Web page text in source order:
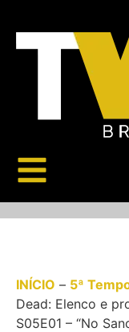
INÍCIO – 5ª
Dead: Elenco e
S05E01 – “No